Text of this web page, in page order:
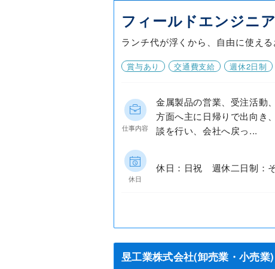
フィールドエンジニア
ランチ代が浮くから、自由に使え
賞与あり 交通費支給 週休2日制
仕事内容
金属製品の営業、受注活動
方面へ主に日帰りで出向き
談を行い、会社へ戻っ...
休日
休日：日祝 週休二日制：
昱工業株式会社(卸売業・小売業)